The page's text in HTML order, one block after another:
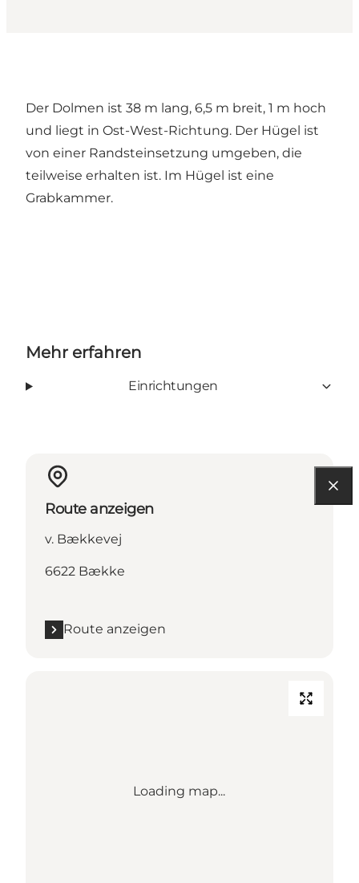
Der Dolmen ist 38 m lang, 6,5 m breit, 1 m hoch
und liegt in Ost-West-Richtung. Der Hügel ist
von einer Randsteinsetzung umgeben, die
teilweise erhalten ist. Im Hügel ist eine
Grabkammer.
Mehr erfahren
Einrichtungen
Route anzeigen
v. Bækkevej
6622 Bække
Route anzeigen
Loading map...